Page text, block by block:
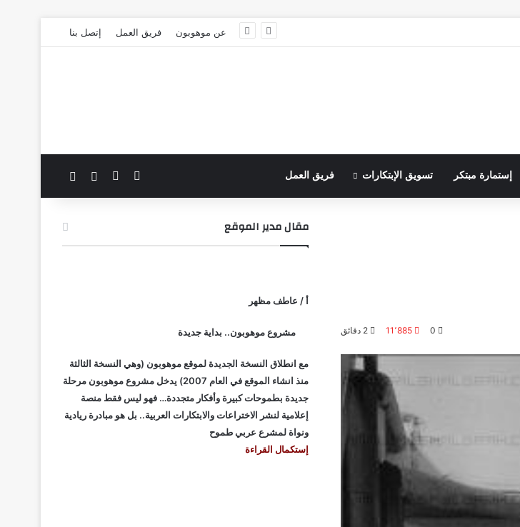
عن موهوبون فريق العمل إتصل بنا
إستمارة مبتكر تسويق الإبتكارات فريق العمل فيسبوك الوضع المظلم
0 11٬885
مقال مدير الموقع
أ / عاطف مظهر
مشروع موهوبون.. بداية جديدة
مع انطلاق النسخة الجديدة لموقع موهوبون (وهي النسخة الثالثة
منذ انشاء الموقع في العام 2007) يدخل مشروع موهوبون مرحلة
جديدة بطموحات كبيرة وأفكار متجددة… فهو ليس فقط منصة
إعلامية لنشر الاختراعات والابتكارات العربية.. بل هو مبادرة ريادية
ونواة لمشرع عربي طموح
إستكمال القراءة